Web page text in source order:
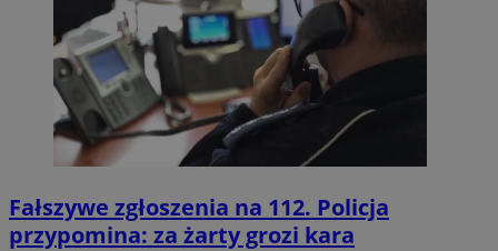
Fałszywe zgłoszenia na 112. Policja
przypomina: za żarty grozi kara